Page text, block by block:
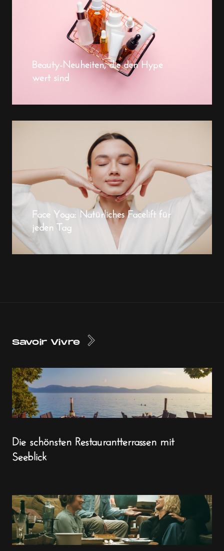
Beauty-Neuheiten, die den Hype
wert sind
Face Yoga: Natürliches Facelift für
jeden Tag
Savoir Vivre
Die schönsten Restaurantterrassen mit
Seeblick